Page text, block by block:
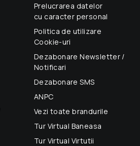
Prelucrarea datelor
cu caracter personal
Politica de utilizare
Cookie-uri
Dezabonare Newsletter /
Notificari
Dezabonare SMS
ANPC
Vezi toate brandurile
Tur Virtual Baneasa
Tur Virtual Virtutii